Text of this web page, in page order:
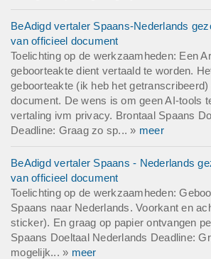
BeAdigd vertaler Spaans-Nederlands
van officieel document
Toelichting op de werkzaamheden: Een
geboorteakte dient vertaald te worden.
geboorteakte (ik heb het getranscribeerd)
document. De wens is om geen AI-tools
vertaling ivm privacy. Brontaal Spaans
Deadline: Graag zo sp... » meer
BeAdigd vertaler Spaans - Nederlands
van officieel document
Toelichting op de werkzaamheden:
Spaans naar Nederlands. Voorkant en
sticker). En graag op papier ontvangen
Spaans Doeltaal Nederlands Deadline:
mogelijk... » meer